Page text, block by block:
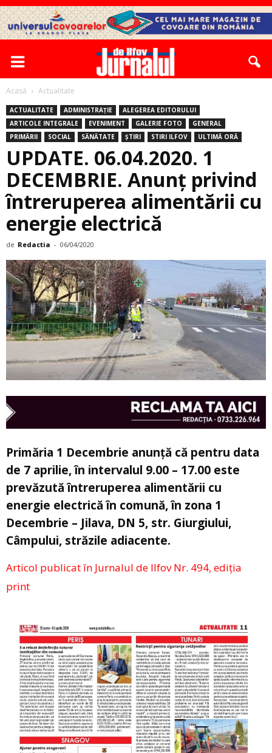
Acasă Actualitate
ACTUALITATE ADMINISTRAȚIE
ALEGEREA EDITORULUI
ARTICOLE INTEGRALE
EVENIMENT GALERIE FOTO
GENERAL
PRIMĂRII
SOCIAL SĂNĂTATE ȘTIRI STIRI ILFOV ULTIMĂ ORĂ
UPDATE. 06.04.2020. 1
DECEMBRIE. Anunț privind
întreruperea alimentării cu
energie electrică
de Redactia - 06/04/2020
Primăria 1 Decembrie anunță că pentru data
de 7 aprilie, în intervalul 9.00 – 17.00 este
prevăzută întreruperea alimentării cu
energie electrică în comună, în zona 1
Decembrie – Jilava, DN 5, str. Giurgiului,
Câmpului, străzile adiacente.
Articol publicat în Jurnalul de Ilfov Nr. 494, ediția
print